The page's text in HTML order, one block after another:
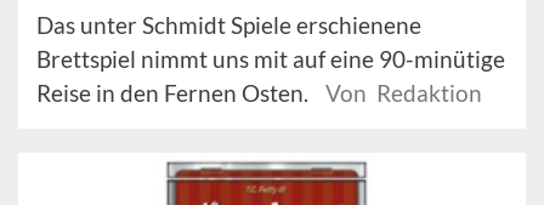
Das unter Schmidt Spiele erschienene
Brettspiel nimmt uns mit auf eine 90-minütige
Reise in den Fernen Osten.
Von Redaktion